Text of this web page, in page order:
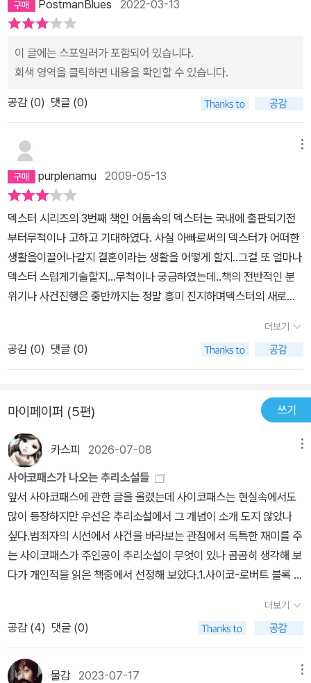
살인을 즐기는 덱스터의 또 다른 자아다. 3권을 재밌게 봐서 남은 4,
5권을 한꺼번에 주문했다. 덱스터 시리즈는 우리나라에서 아쉽게도
5권 까지만 출판되고 완결이 이루어지지 못했다. 남은 시리즈가 출간
될 거 같진 않다. 아쉽지만 5권 까지라도 즐겁게 읽어야겠다. 드라마
지만 그래도 재밌다. 덱스터의 유머와 아이러니한 상황들이 웃음을
PostmanBlues 2022-03-13
이 글에는 스포일러가 포함되어 있습니다.
회색 영역을 클릭하면 내용을 확인할 수 있습니다.
공감 (0) 댓글 (0)
purplenamu 2009-05-13
덱스터 시리즈의 3번째 책인 어둠속의 덱스터는 국내에 출판되기전
부터무척이나 고하고 기대하였다. 사실 아빠로써의 덱스터가 어떠한
생활을이끌어나갈지 결혼이라는 생활을 어떻게 할지..그걸 또 얼마나
덱스터 스럽게기술할지...무척이나 궁금하였는데..책의 전반적인 분
위기나 사건진행은 중반까지는 정말 흥미 진지하며덱스터의 새로운
체되며마지막엔 약간 허무하기까지 해서크게 만족하는 않는다. 하지
만,,역시 덱스터라는 캐릭터 때문에 다음권을 기다린다
더보기
공감 (0) 댓글 (0)
마이페이퍼 (5편) 쓰기
카스피 2026-07-08
사아코패스가 나오는 추리소설들
앞서 사아코패스에 관한 글을 올렸는데 사이코패스는 현실속에서도
많이 등장하지만 우선은 추리소설에서 그 개념이 소개 도지 않았나
싶다.범죄자의 시선에서 사건을 바라보는 관점에서 독특한 재미를 주
는 사이코패스가 주인공이 추리소설이 무엇이 있나 곰곰히 생각해 보
다가 개인적을 읽은 책중에서 선정해 보았다.1.사이코-로버트 블록 알
외딴 모텔을 운영하며 기괴하고 잔인한 다중인격·사이코패스 성향을
보이는 주인공 노먼 베이츠의 내면과 살인 트릭을 매우 섬뜩하게 묘
사한 고전 명작이다.2.심리실험-에도가와 란포 가난한 대학생이 학자
금을 위해 노파를 살해한 뒤, 자신의 천재적인 지능과 냉혹한 심리를
더보기
공감 (4) 댓글 (0)
물감2023-07-17